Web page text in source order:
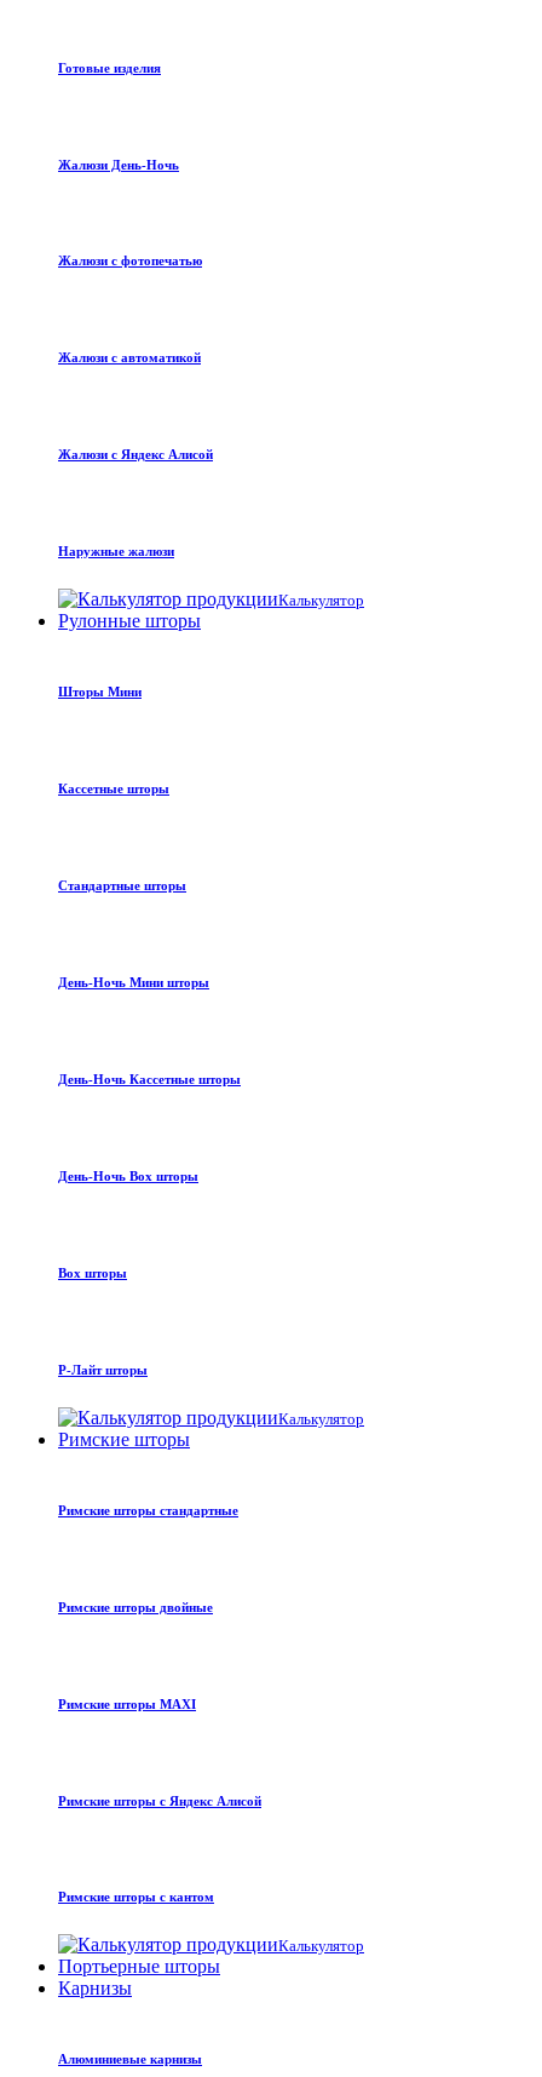
Готовые изделия
Жалюзи День-Ночь
Жалюзи с фотопечатью
Жалюзи с автоматикой
Жалюзи с Яндекс Алисой
Наружные жалюзи
Калькулятор
Рулонные шторы
Шторы Мини
Кассетные шторы
Стандартные шторы
День-Ночь Мини шторы
День-Ночь Кассетные шторы
День-Ночь Box шторы
Box шторы
Р-Лайт шторы
Калькулятор
Римские шторы
Римские шторы стандартные
Римские шторы двойные
Римские шторы MAXI
Римские шторы с Яндекс Алисой
Римские шторы с кантом
Калькулятор
Портьерные шторы
Карнизы
Алюминиевые карнизы